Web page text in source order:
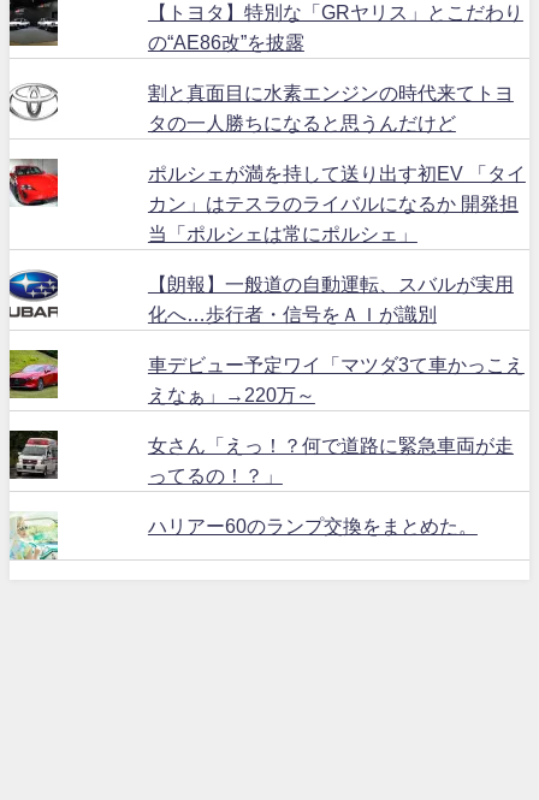
【トヨタ】特別な「GRヤリス」とこだわり
の“AE86改”を披露
割と真面目に水素エンジンの時代来てトヨ
タの一人勝ちになると思うんだけど
ポルシェが満を持して送り出す初EV 「タイ
カン」はテスラのライバルになるか 開発担
当「ポルシェは常にポルシェ」
【朗報】一般道の自動運転、スバルが実用
化へ…歩行者・信号をＡＩが識別
車デビュー予定ワイ「マツダ3て車かっこえ
えなぁ」→220万～
女さん「えっ！？何で道路に緊急車両が走
ってるの！？」
ハリアー60のランプ交換をまとめた。